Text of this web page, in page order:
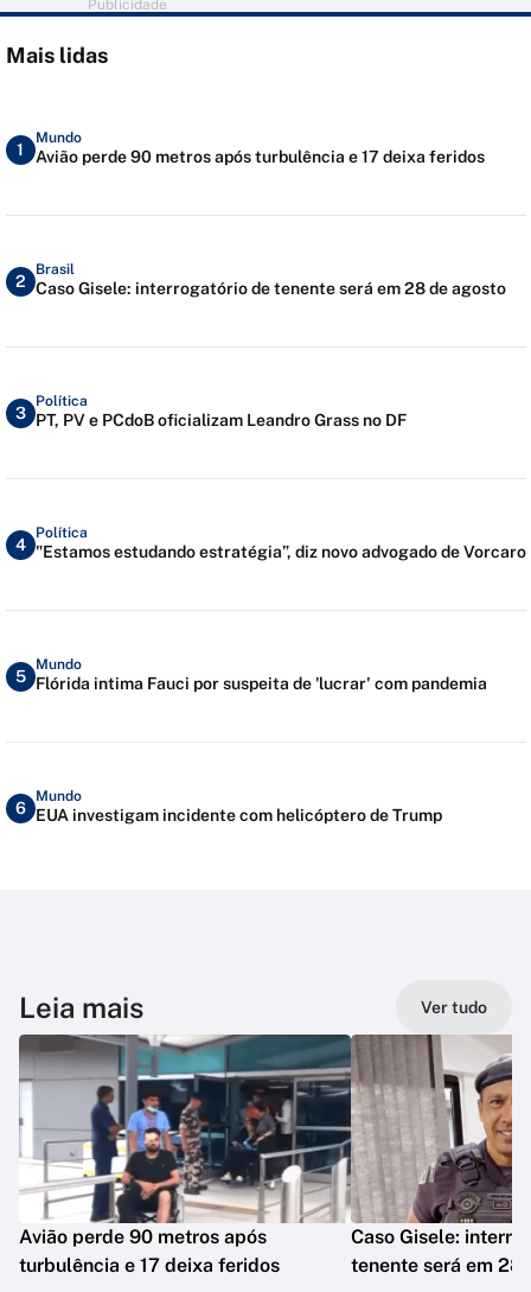
Publicidade
Mais lidas
1
Mundo
Avião perde 90 metros após turbulência e 17 deixa feridos
2
Brasil
Caso Gisele: interrogatório de tenente será em 28 de agosto
3
Política
PT, PV e PCdoB oficializam Leandro Grass no DF
4
Política
"Estamos estudando estratégia”, diz novo advogado de Vorcaro
5
Mundo
Flórida intima Fauci por suspeita de 'lucrar' com pandemia
6
Mundo
EUA investigam incidente com helicóptero de Trump
Leia mais Ver tudo
Avião perde 90 metros após
turbulência e 17 deixa feridos
Caso Gisele:
tenente será em 28